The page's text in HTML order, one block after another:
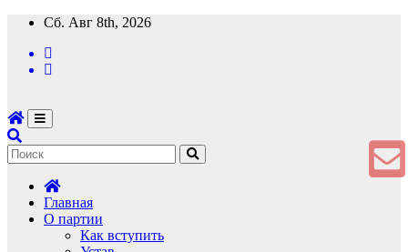
Перейти
содержимому
Сб. Авг 8th, 2026
Главная
О партии
Как вступить